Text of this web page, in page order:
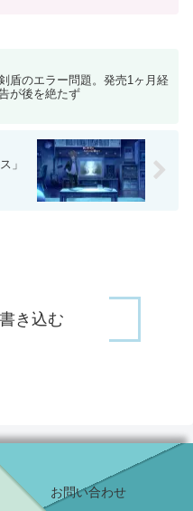
盾のエラー問題。発売1ヶ月経
が後を絶たず
」
き込む
お問い合わせ